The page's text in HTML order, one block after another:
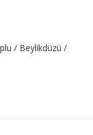
/ Beylikdüzü /